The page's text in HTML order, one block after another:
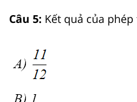
Câu 5: Kết quả của